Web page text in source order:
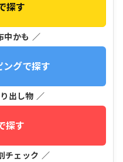
探す
中かも ／
グで探す
出し物 ／
探す
チェック ／